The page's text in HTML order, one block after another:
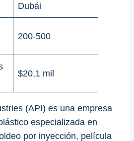
Dubái
200-500
$20,1 mil
(API) es una empresa
especializada en
por inyección, película